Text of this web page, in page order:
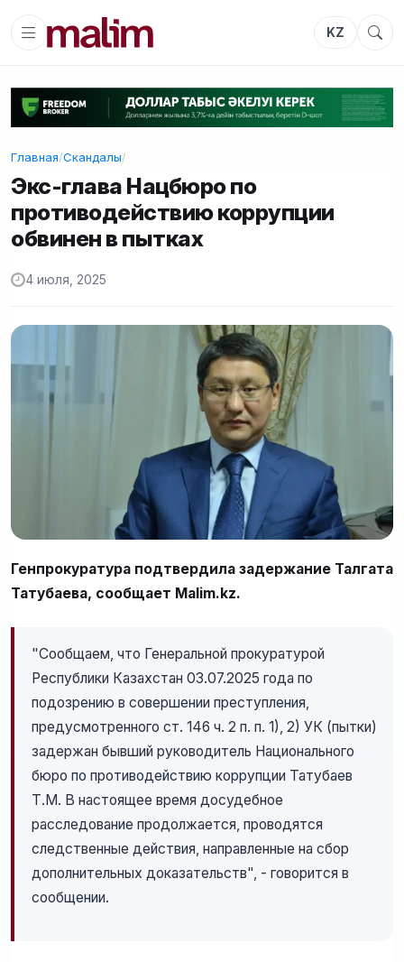
KZ
Главная/Скандалы/
Экс-глава Нацбюро по
противодействию коррупции
обвинен в пытках
4 июля, 2025
Генпрокуратура подтвердила задержание Талгата
Татубаева, сообщает Malim.kz.
"Сообщаем, что Генеральной прокуратурой
Республики Казахстан 03.07.2025 года по
подозрению в совершении преступления,
предусмотренного ст. 146 ч. 2 п. п. 1), 2) УК (пытки)
задержан бывший руководитель Национального
бюро по противодействию коррупции Татубаев
Т.М. В настоящее время досудебное
расследование продолжается, проводятся
следственные действия, направленные на сбор
дополнительных доказательств", - говорится в
сообщении.